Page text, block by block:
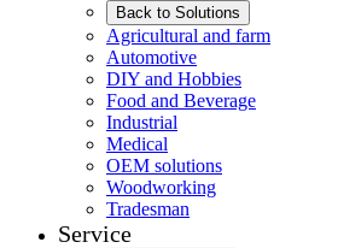
Back to Solutions
Agricultural and farm
Automotive
DIY and Hobbies
Food and Beverage
Industrial
Medical
OEM solutions
Woodworking
Tradesman
Service